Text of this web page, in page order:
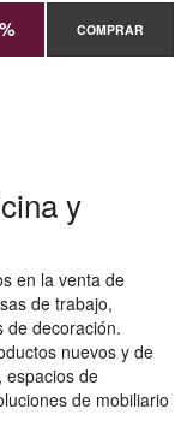
COMPRAR
y
en la venta de
de trabajo,
de decoración.
nuevos y de
espacios de
de mobiliario